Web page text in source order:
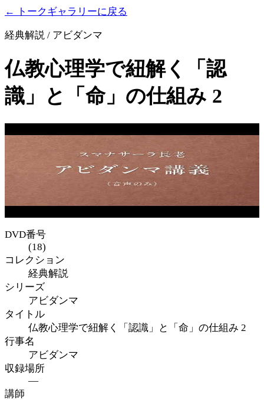
← トークギャラリーに戻る
経典解説 / アビダンマ
仏教心理学で紐解く「認
識」と「命」の仕組み 2
DVD番号
(18)
コレクション
経典解説
シリーズ
アビダンマ
タイトル
仏教心理学で紐解く「認識」と「命」の仕組み 2
行事名
アビダンマ
収録場所
—
講師